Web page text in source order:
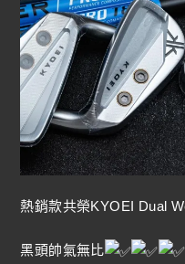
熱銷款共榮KYOEI Dual
黑頭帥氣無比